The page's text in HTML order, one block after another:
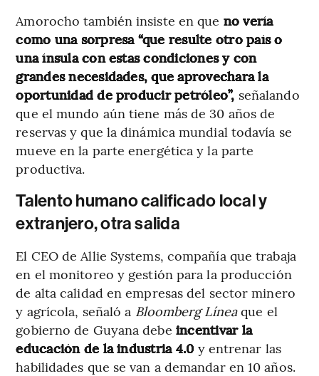
Amorocho también insiste en que no vería
como una sorpresa “que resulte otro país o
una ínsula con estas condiciones y con
grandes necesidades, que aprovechara la
oportunidad de producir petróleo”, señalando
que el mundo aún tiene más de 30 años de
reservas y que la dinámica mundial todavía se
mueve en la parte energética y la parte
productiva.
Talento humano calificado local y
extranjero, otra salida
El CEO de Allie Systems, compañía que trabaja
en el monitoreo y gestión para la producción
de alta calidad en empresas del sector minero
y agrícola, señaló a Bloomberg Líneaque el
gobierno de Guyana debe incentivar la
educación de la industria 4.0 y entrenar las
habilidades que se van a demandar en 10 años.